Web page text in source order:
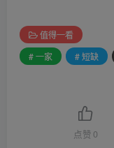
值得一看
# 一家
# 短缺
点赞 0